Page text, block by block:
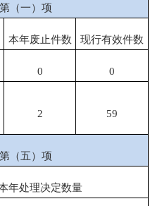
（一）项
本年废止件数 现行有效件数
0 0
2 59
（五）项
年处理决定数量